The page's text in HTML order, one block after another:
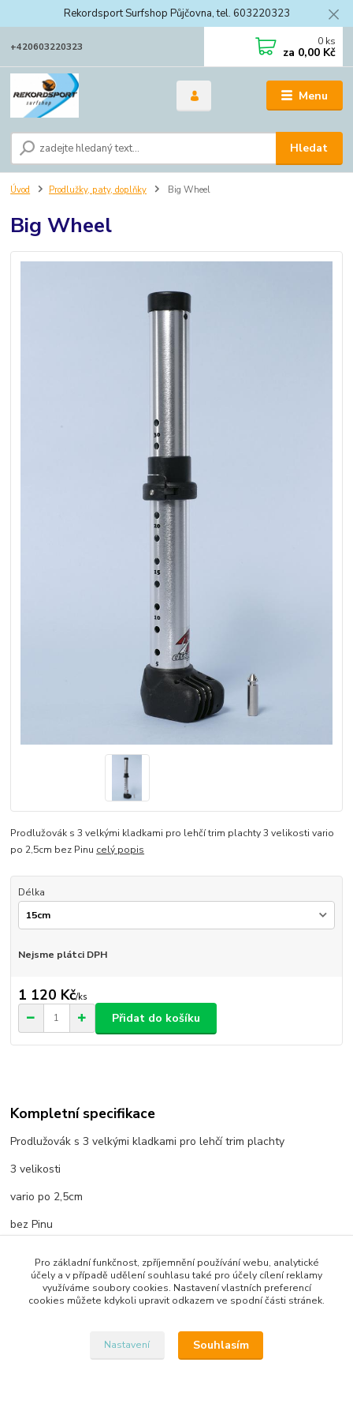
Rekordsport Surfshop Půjčovna, tel. 603220323
Menu
Hledat
+420603220323 0 ks
za 0,00 Kč
Úvod Prodlužky, paty, doplňky Big Wheel
Big Wheel
Prodlužovák s 3 velkými kladkami pro lehčí trim plachty 3 velikosti vario
po 2,5cm bez Pinu celý popis
Délka
Nejsme plátci DPH
1 120 Kč/ks
Přidat do košíku
Kompletní specifikace
Prodlužovák s 3 velkými kladkami pro lehčí trim plachty
3 velikosti
vario po 2,5cm
bez Pinu
Zboží zařazeno v kategoriích
Pro základní funkčnost, zpříjemnění používání webu, analytické
účely a v případě udělení souhlasu také pro účely cílení reklamy
využíváme soubory cookies. Nastavení vlastních preferencí
cookies můžete kdykoli upravit odkazem ve spodní části stránek.
Nastavení Souhlasím